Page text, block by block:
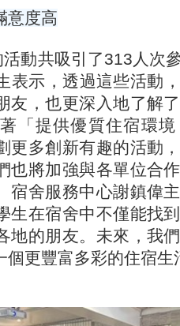
意度高
動共吸引了313人次
表示，透過這些活動
友，也更深入地了解
「提供優質住宿環
更多創新有趣的活動
也將加強與各單位合
宿舍服務中心謝鎮偉
生在宿舍中不僅能找
地的朋友。未來，我
個更豐富多彩的住宿生